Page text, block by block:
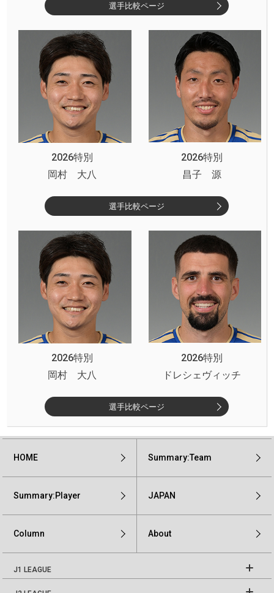
選手比較ページ
2026特別
2026特別
岡村 大八
昌子 源
選手比較ページ
2026特別
2026特別
岡村 大八
ドレシェヴィッチ
選手比較ページ
HOME Summary:Team
Summary:Player JAPAN
Column About
J1 LEAGUE